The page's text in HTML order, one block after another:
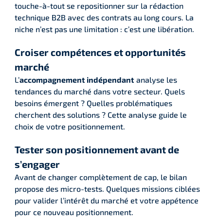
touche-à-tout se repositionner sur la rédaction
technique B2B avec des contrats au long cours. La
niche n’est pas une limitation : c’est une libération.
Croiser compétences et opportunités
marché
L’accompagnement indépendant analyse les
tendances du marché dans votre secteur. Quels
besoins émergent ? Quelles problématiques
cherchent des solutions ? Cette analyse guide le
choix de votre positionnement.
Tester son positionnement avant de
s’engager
Avant de changer complètement de cap, le bilan
propose des micro-tests. Quelques missions ciblées
pour valider l’intérêt du marché et votre appétence
pour ce nouveau positionnement.